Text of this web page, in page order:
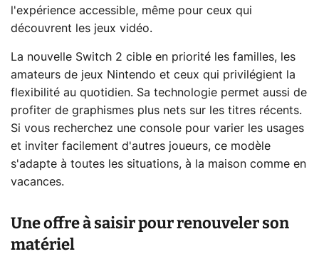
l'expérience accessible, même pour ceux qui
découvrent les jeux vidéo.
La nouvelle Switch 2 cible en priorité les familles, les
amateurs de jeux Nintendo et ceux qui privilégient la
flexibilité au quotidien. Sa technologie permet aussi de
profiter de graphismes plus nets sur les titres récents.
Si vous recherchez une console pour varier les usages
et inviter facilement d'autres joueurs, ce modèle
s'adapte à toutes les situations, à la maison comme en
vacances.
Une offre à saisir pour renouveler son
matériel